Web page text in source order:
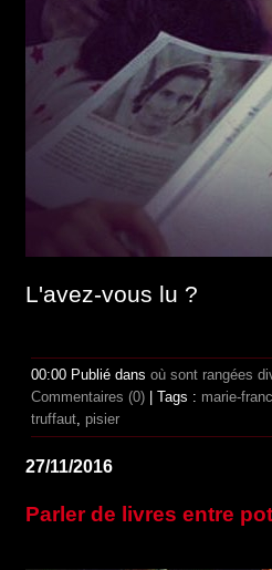
L'avez-vous lu ?
00:00 Publié dans où sont rangées
Commentaires (0) | Tags : marie-
truffaut, pisier
27/11/2016
Parler de livres entre